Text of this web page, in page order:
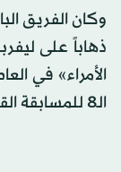
وكان الفريق
الأمراء» في
الـ8 للمسابقة القارية.